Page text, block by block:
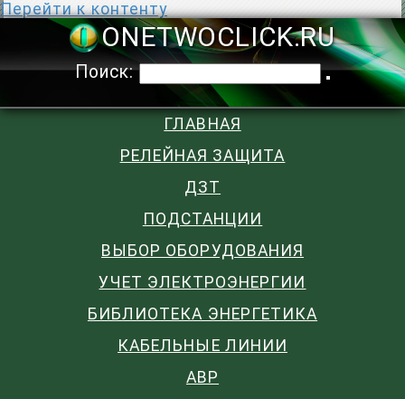
Перейти к контенту
Поиск:
ГЛАВНАЯ
РЕЛЕЙНАЯ ЗАЩИТА
ДЗТ
ПОДСТАНЦИИ
ВЫБОР ОБОРУДОВАНИЯ
УЧЕТ ЭЛЕКТРОЭНЕРГИИ
БИБЛИОТЕКА ЭНЕРГЕТИКА
КАБЕЛЬНЫЕ ЛИНИИ
АВР